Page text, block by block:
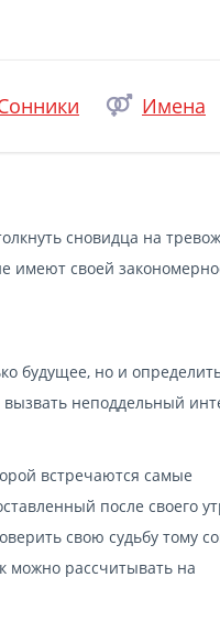
Имена
сновидца на
имеют своей
будущее, но и
неподдельный
встречаются самые
после своего
свою судьбу тому
можно рассчитывать на